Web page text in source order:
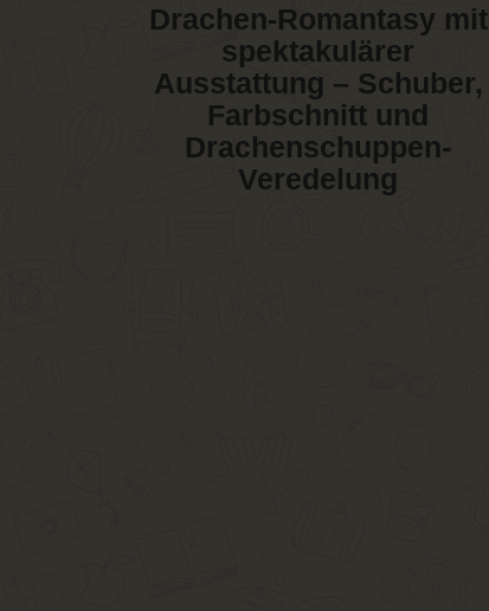
Drachen-Romantasy mit
spektakulärer
Ausstattung – Schuber,
Farbschnitt und
Drachenschuppen-
Veredelung